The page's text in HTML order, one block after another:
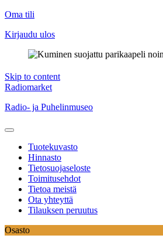
Oma tili
Kirjaudu ulos
Skip to content
Radiomarket
Radio- ja Puhelinmuseo
Tuotekuvasto
Hinnasto
Tietosuojaseloste
Toimitusehdot
Tietoa meistä
Ota yhteyttä
Tilauksen peruutus
Osasto